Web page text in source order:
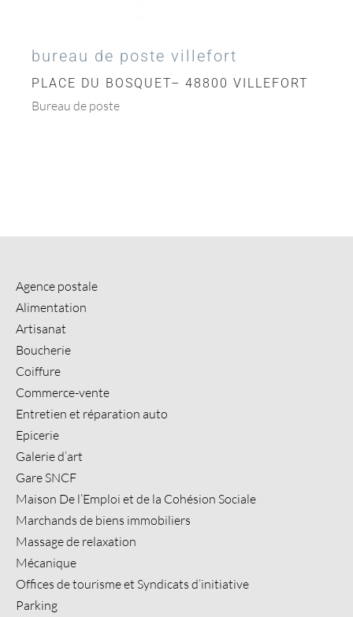
bureau de poste villefort
PLACE DU BOSQUET– 48800 VILLEFORT
Bureau de poste
Agence postale
Alimentation
Artisanat
Boucherie
Coiffure
Commerce-vente
Entretien et réparation auto
Epicerie
Galerie d’art
Gare SNCF
Maison De l’Emploi et de la Cohésion Sociale
Marchands de biens immobiliers
Massage de relaxation
Mécanique
Offices de tourisme et Syndicats d’initiative
Parking